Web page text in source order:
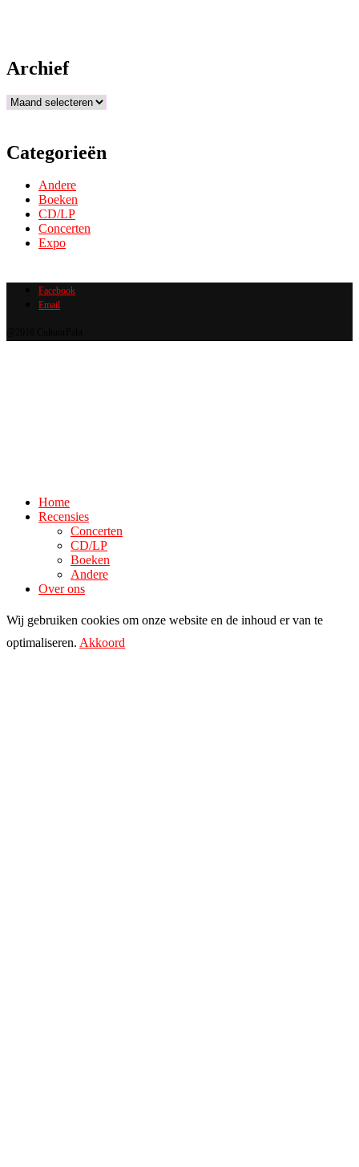
Archief
Archief
Categorieën
Andere
Boeken
CD/LP
Concerten
Expo
Facebook
Email
Home
Recensies
Concerten
CD/LP
Boeken
Andere
Over ons
Wij gebruiken cookies om onze website en de inhoud er van te
optimaliseren. Akkoord